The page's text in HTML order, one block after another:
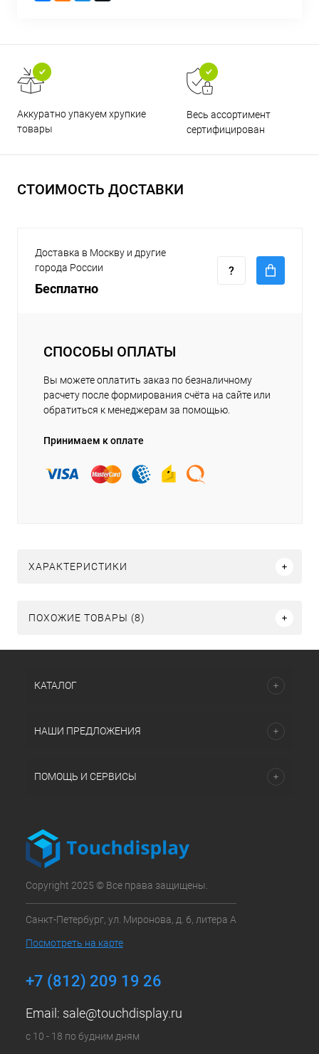
Аккуратно упакуем хрупкие
товары
Весь ассортимент
сертифицирован
СТОИМОСТЬ ДОСТАВКИ
Доставка в Москву и другие
города России
Бесплатно
СПОСОБЫ ОПЛАТЫ
Вы можете оплатить заказ по безналичному
расчету после формирования счёта на сайте или
обратиться к менеджерам за помощью.
Принимаем к оплате
ХАРАКТЕРИСТИКИ
ПОХОЖИЕ ТОВАРЫ (8)
КАТАЛОГ
НАШИ ПРЕДЛОЖЕНИЯ
ПОМОЩЬ И СЕРВИСЫ
Copyright 2025 © Все права защищены.
Санкт-Петербург, ул. Миронова, д. 6, литера А
Посмотреть на карте
+7 (812) 209 19 26
Email: sale@touchdisplay.ru
с 10 - 18 по будним дням